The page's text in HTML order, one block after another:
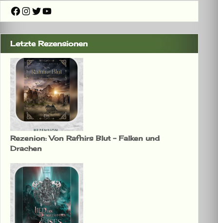
Facebook
Instagram
Twitter
YouTube
Letzte Rezensionen
Rezenion: Von Rafnirs Blut – Falken und
Drachen